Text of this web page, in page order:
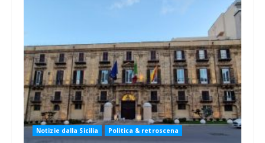
Notizie dalla Sicilia Politica & retroscena